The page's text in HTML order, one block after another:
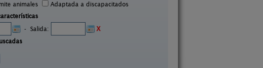
animales
Adaptada a discapacitados
- Salida:
X